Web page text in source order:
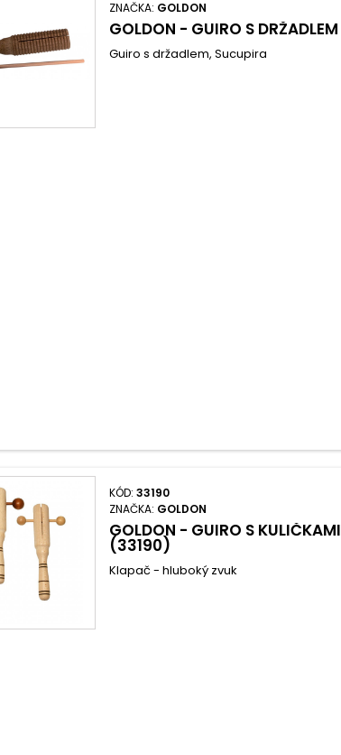
ZNAČKA: GOLDON
GOLDON - GUIRO S
Guiro s držadlem, Sucupira
KÓD:33190
ZNAČKA: GOLDON
GOLDON - GUIRO S
(33190)
Klapač - hluboký zvuk